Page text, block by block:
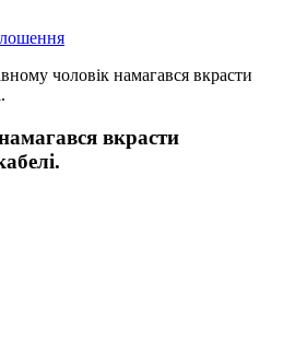
чоловік намагався вкрасти
вкрасти